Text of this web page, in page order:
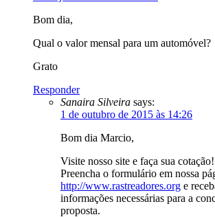
Bom dia,
Qual o valor mensal para um automóvel?
Grato
Responder
Sanaira Silveira says:
1 de outubro de 2015 às 14:26
Bom dia Marcio,
Visite nosso site e faça sua cotação!
Preencha o formulário em nossa
http://www.rastreadores.org e
informações necessárias para a
proposta.